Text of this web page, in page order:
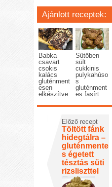
Ajánlott receptek:
Babka –
csavart
csokis
kalács
gluténment
esen
elkészítve
Sütőben
sült
cukkinis
pulykahúso
s
gluténment
es fasírt
Előző recept
Töltött fánk
hidegtálra –
gluténmente
s égetett
tésztás süti
rizsliszttel